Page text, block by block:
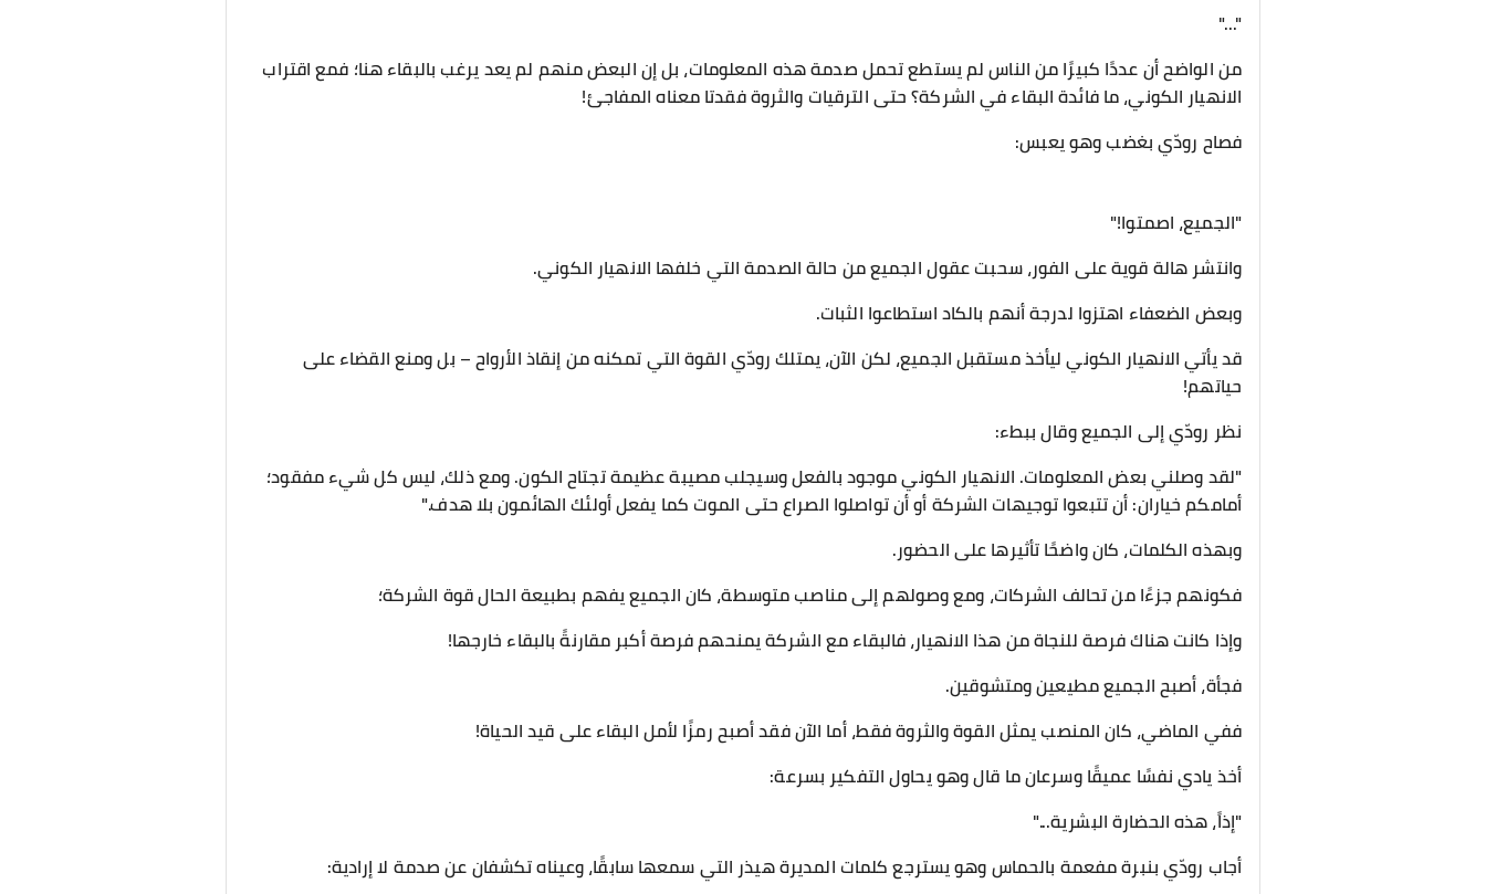
"..."
من الواضح أن عددًا كبيرًا من الناس لم يستطع تحمل صدمة هذه المعلومات، بل إن البعض منهم لم يعد يرغب بالبقاء هنا؛ فمع اقتراب
الانهيار الكوني، ما فائدة البقاء في الشركة؟ حتى الترقيات والثروة فقدتا معناه المفاجئ!
فصاح رودّي بغضب وهو يعبس:
"الجميع، اصمتوا!"
وانتشر هالة قوية على الفور، سحبت عقول الجميع من حالة الصدمة التي خلفها الانهيار الكوني.
وبعض الضعفاء اهتزوا لدرجة أنهم بالكاد استطاعوا الثبات.
قد يأتي الانهيار الكوني ليأخذ مستقبل الجميع، لكن الآن، يمتلك رودّي القوة التي تمكنه من إنقاذ الأرواح – بل ومنع القضاء على
حياتهم!
نظر رودّي إلى الجميع وقال ببطء:
"لقد وصلني بعض المعلومات. الانهيار الكوني موجود بالفعل وسيجلب مصيبة عظيمة تجتاح الكون. ومع ذلك، ليس كل شيء مفقود؛
أمامكم خياران: أن تتبعوا توجيهات الشركة أو أن تواصلوا الصراع حتى الموت كما يفعل أولئك الهائمون بلا هدف."
وبهذه الكلمات، كان واضحًا تأثيرها على الحضور.
فكونهم جزءًا من تحالف الشركات، ومع وصولهم إلى مناصب متوسطة، كان الجميع يفهم بطبيعة الحال قوة الشركة؛
وإذا كانت هناك فرصة للنجاة من هذا الانهيار، فالبقاء مع الشركة يمنحهم فرصة أكبر مقارنةً بالبقاء خارجها!
فجأة، أصبح الجميع مطيعين ومتشوقين.
ففي الماضي، كان المنصب يمثل القوة والثروة فقط، أما الآن فقد أصبح رمزًا لأمل البقاء على قيد الحياة!
أخذ يادي نفسًا عميقًا وسرعان ما قال وهو يحاول التفكير بسرعة:
"إذاً، هذه الحضارة البشرية..."
أجاب رودّي بنبرة مفعمة بالحماس وهو يسترجع كلمات المديرة هيذر التي سمعها سابقًا، وعيناه تكشفان عن صدمة لا إرادية: